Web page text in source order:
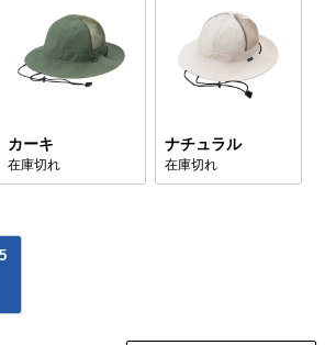
カーキ
在庫切れ
ナチュラル
在庫切れ